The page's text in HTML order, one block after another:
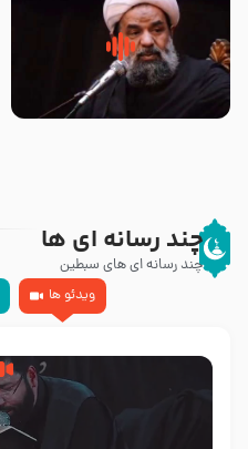
سلام جوانی که امام حسین علیه
السلام خودش جوابش را دادند
چند رسانه ای ها
چند رسانه ای های سبطین
ویدئو ها